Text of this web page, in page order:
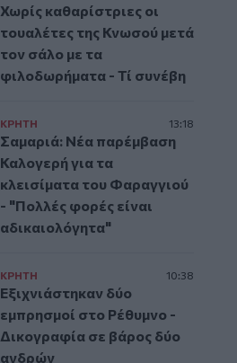
Χωρίς καθαρίστριες οι
τουαλέτες της Κνωσού μετά
τον σάλο με τα
φιλοδωρήματα - Τί συνέβη
ΚΡΗΤΗ 13:18
Σαμαριά: Νέα παρέμβαση
Καλογερή για τα
κλεισίματα του Φαραγγιού
- "Πολλές φορές είναι
αδικαιολόγητα"
ΚΡΗΤΗ 10:38
Εξιχνιάστηκαν δύο
εμπρησμοί στο Ρέθυμνο -
Δικογραφία σε βάρος δύο
ανδρών